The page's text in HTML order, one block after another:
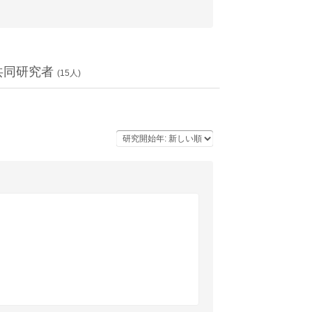
同研究者 (15 人)